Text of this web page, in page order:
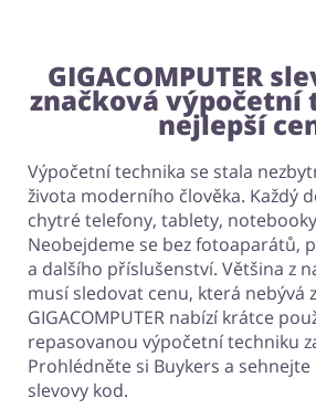
GIGACOMPUTER
značková výpočetní
nejlepší
Výpočetní technika se stala
života moderního člověka. Každý
chytré telefony, tablety,
Neobejdeme se bez fotoaparátů,
a dalšího příslušenství. Většina z
musí sledovat cenu, která nebývá
GIGACOMPUTER nabízí krátce
repasovanou výpočetní techniku
Prohlédněte si Buykers a
slevovy kod.